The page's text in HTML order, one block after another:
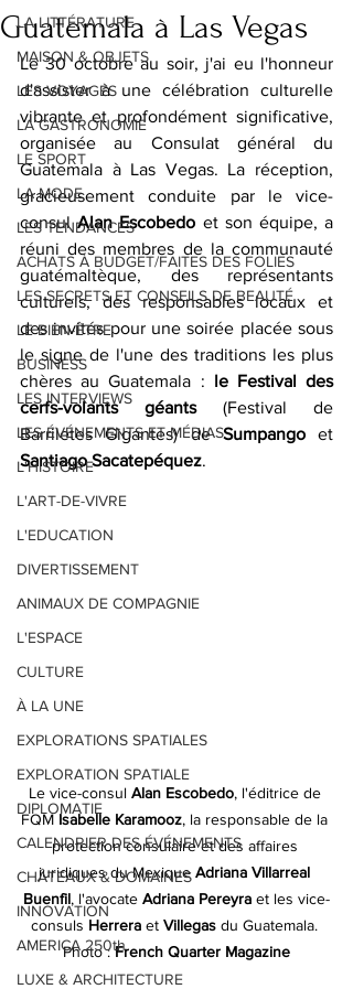
LA LITTÉRATURE
MAISON & OBJETS
LES VOYAGES
LA GASTRONOMIE
LE SPORT
LA MODE
LES TENDANCES
ACHATS À BUDGET/FAITES DES FOLIES
LES SECRETS ET CONSEILS DE BEAUTÉ
LE BIEN-ÊTRE
BUSINESS
LES INTERVIEWS
LES ÉVÉNEMENTS ET MÉDIAS
L'HISTOIRE
L'ART-DE-VIVRE
L'EDUCATION
DIVERTISSEMENT
ANIMAUX DE COMPAGNIE
L'ESPACE
CULTURE
À LA UNE
EXPLORATIONS SPATIALES
EXPLORATION SPATIALE
DIPLOMATIE
CALENDRIER DES ÉVÉNEMENTS
CHÂTEAUX & DOMAINES
INNOVATION
AMERICA 250th
LUXE & ARCHITECTURE
Guatemala à Las Vegas
Le 30 octobre au soir, j'ai eu l'honneur
d'assister à une célébration culturelle
vibrante et profondément significative,
organisée au Consulat général du
Guatemala à Las Vegas. La réception,
gracieusement conduite par le vice-
consul Alan Escobedo et son équipe, a
réuni des membres de la communauté
guatémaltèque, des représentants
culturels, des responsables locaux et
des invités pour une soirée placée sous
le signe de l'une des traditions les plus
chères au Guatemala : le Festival des
cerfs-volants géants (Festival de
Barriletes Gigantes) de Sumpango
Santiago Sacatepéquez.
Le vice-consul Alan Escobedo, l'éditrice de
FQM Isabelle Karamooz, la responsable de la
protection consulaire et des affaires
juridiques du Mexique Adriana Villarreal
Buenfil, l'avocate Adriana Pereyra et les vice-
consuls Herrera et Villegas du Guatemala.
Photo : French Quarter Magazine